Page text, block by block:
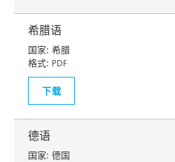
希腊语
国家: 希腊
格式: PDF
下载
德语
国家: 德国